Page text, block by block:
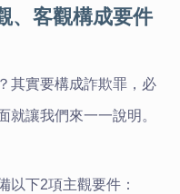
、客觀構成要件
其實要構成詐欺罪，必
就讓我們來一一說明。
以下2項主觀要件：